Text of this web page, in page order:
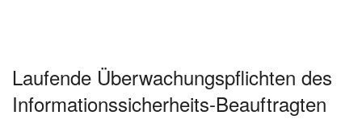
Laufende Überwachungspflichten des
Informationssicherheits-Beauftragten